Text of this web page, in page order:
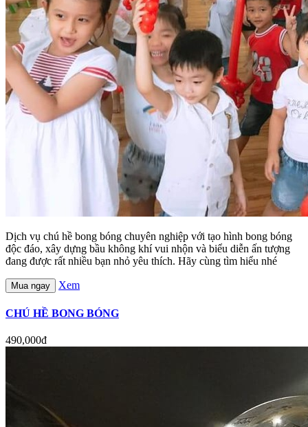
Dịch vụ chú hề bong bóng chuyên nghiệp với tạo hình bong bóng
độc đáo, xây dựng bầu không khí vui nhộn và biểu diễn ấn tượng
đang được rất nhiều bạn nhỏ yêu thích. Hãy cùng tìm hiểu nhé
Mua ngay Xem
CHÚ HỀ BONG BÓNG
490,000đ